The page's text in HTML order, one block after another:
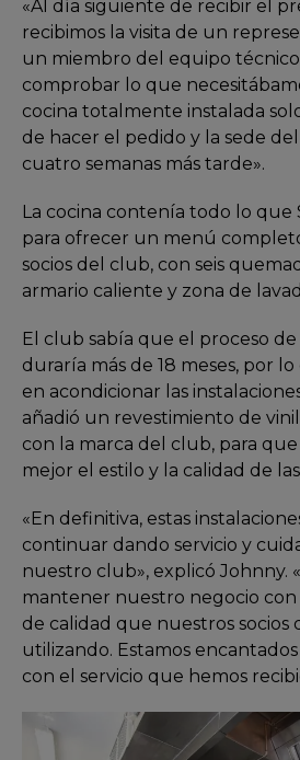
«Al día siguiente de recibir el
recibimos la visita de un
un miembro del equipo
comprobar lo que
cocina totalmente instalada
de hacer el pedido y la sede
cuatro semanas más tarde».
La cocina contenía todo lo que
para ofrecer un menú
socios del club, con seis
armario caliente y zona de
El club sabía que el proceso
duraría más de 18 meses, por
en acondicionar las
añadió un revestimiento de
con la marca del club, para
mejor el estilo y la calidad de
«En definitiva, estas
continuar dando servicio y
nuestro club», explicó Johnny.
mantener nuestro negocio con
de calidad que nuestros socios
utilizando. Estamos
con el servicio que hemos